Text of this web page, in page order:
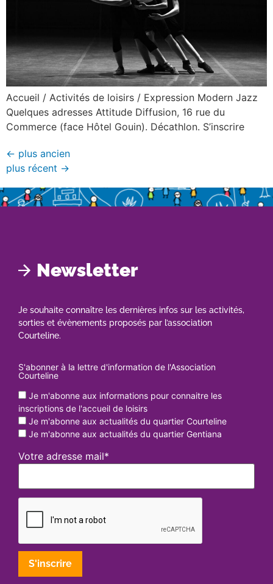
Accueil / Activités de loisirs / Expression Modern Jazz
Quelques adresses Attitude Diffusion, 16 rue du
Commerce (face Hôtel Gouin). Décathlon. S’inscrire
← plus ancien
plus récent →
Newsletter
Je souhaite connaître les dernières infos sur les activités,
sorties et évènements proposés par l’association
Courteline.
S'abonner à la lettre d'information de l'Association
Courteline
Je m'abonne aux informations pour connaitre les
inscriptions de l'accueil de loisirs
Je m'abonne aux actualités du quartier Courteline
Je m'abonne aux actualités du quartier Gentiana
Votre adresse mail*